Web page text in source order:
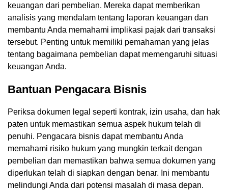
keuangan dari pembelian. Mereka dapat memberikan
analisis yang mendalam tentang laporan keuangan dan
membantu Anda memahami implikasi pajak dari transaksi
tersebut. Penting untuk memiliki pemahaman yang jelas
tentang bagaimana pembelian dapat memengaruhi situasi
keuangan Anda.
Bantuan Pengacara Bisnis
Periksa dokumen legal seperti kontrak, izin usaha, dan hak
paten untuk memastikan semua aspek hukum telah di
penuhi. Pengacara bisnis dapat membantu Anda
memahami risiko hukum yang mungkin terkait dengan
pembelian dan memastikan bahwa semua dokumen yang
diperlukan telah di siapkan dengan benar. Ini membantu
melindungi Anda dari potensi masalah di masa depan.